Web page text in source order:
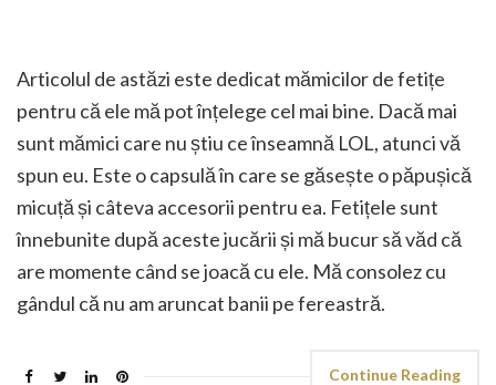
Articolul de astăzi este dedicat mămicilor de fetițe
pentru că ele mă pot înțelege cel mai bine. Dacă mai
sunt mămici care nu știu ce înseamnă LOL, atunci vă
spun eu. Este o capsulă în care se găsește o păpușică
micuță și câteva accesorii pentru ea. Fetițele sunt
înnebunite după aceste jucării și mă bucur să văd că
are momente când se joacă cu ele. Mă consolez cu
gândul că nu am aruncat banii pe fereastră.
Continue Reading